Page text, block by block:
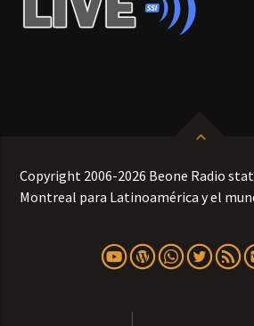
Copyright 2006-2026 Beone Radio
Montreal para Latinoamérica y el